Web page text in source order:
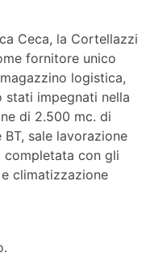
Ceca, la Cortellazzi
fornitore unico
logistica,
stati impegnati nella
di 2.500 mc. di
sale lavorazione
con gli
climatizzazione